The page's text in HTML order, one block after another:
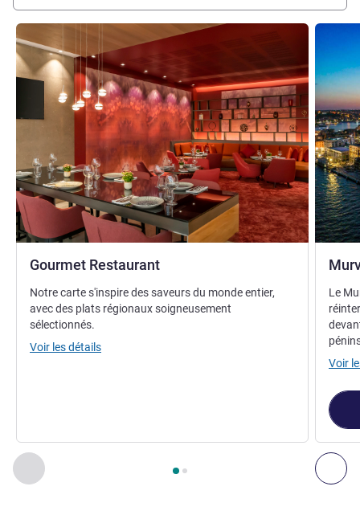
Précédent - Restaurant
Page , Restaurant 1 : Gourmet Restaurant ,
Gourmet Restaurant
Voir les détails
Notre carte s'inspire des saveurs du monde entier,
avec des plats régionaux soigneusement
sélectionnés.
Voir les détails
Voir les
Le
Voir